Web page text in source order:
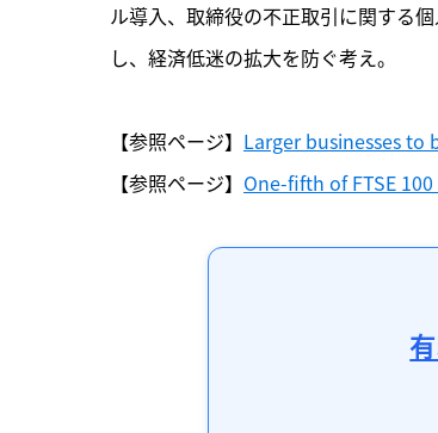
ル導入、取締役の不正取引に関する
し、経済低迷の拡大を防ぐ考え。
【参照ページ】 Larger businesses
【参照ページ】 One-fifth of FTSE